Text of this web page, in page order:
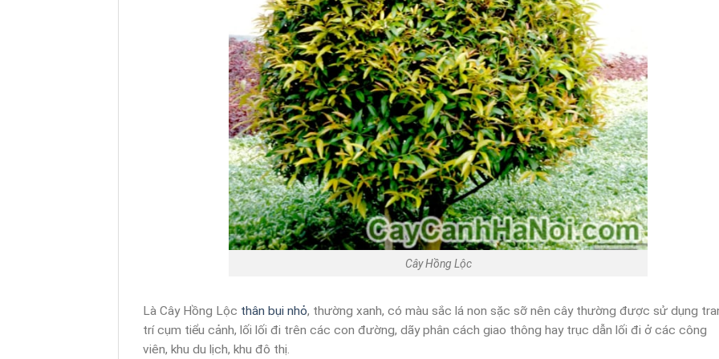
Cây Hồng Lộc
Là Cây Hồng Lộc thân bụi nhỏ, thường xanh, có màu sắc lá non sặc sỡ nên cây thường được sử dụng
trí cụm tiểu cảnh, lối lối đi trên các con đường, dãy phân cách giao thông hay trục dẫn lối đi ở các công
viên, khu du lịch, khu đô thị.